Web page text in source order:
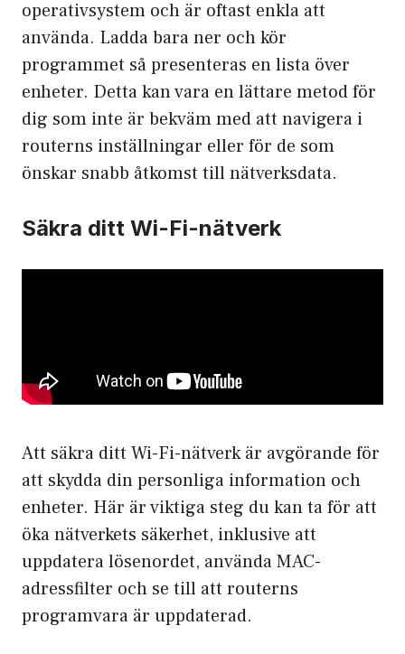
operativsystem och är oftast enkla att
använda. Ladda bara ner och kör
programmet så presenteras en lista över
enheter. Detta kan vara en lättare metod för
dig som inte är bekväm med att navigera i
routerns inställningar eller för de som
önskar snabb åtkomst till nätverksdata.
Säkra ditt Wi-Fi-nätverk
Att säkra ditt Wi-Fi-nätverk är avgörande för
att skydda din personliga information och
enheter. Här är viktiga steg du kan ta för att
öka nätverkets säkerhet, inklusive att
uppdatera lösenordet, använda MAC-
adressfilter och se till att routerns
programvara är uppdaterad.